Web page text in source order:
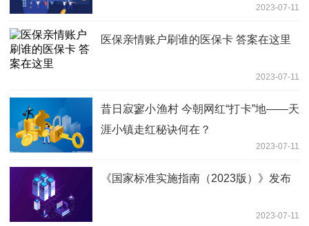
2023-07-11
医保亲情账户刷谁的医保卡 答案在这里
2023-07-11
昔日寂寥小渔村 今朝网红“打卡”地——天
涯小镇走红秘诀何在？
2023-07-11
《国家标准实施指南（2023版）》发布
2023-07-11